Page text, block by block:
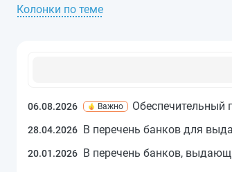
06.08.2026 Важно Обеспечительный
28.04.2026 В перечень банков для
20.01.2026 В перечень банков,
Колонки по теме